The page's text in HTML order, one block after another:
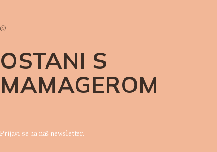
@
OSTANI S
MAMAGEROM
Prijavi se na naš newsletter.